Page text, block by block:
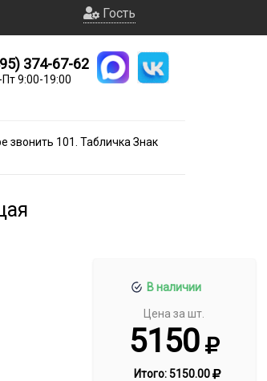
Гость
374-67-62
Пт 9:00-19:00
звонить 101. Табличка Знак
В наличии
Цена за шт.
5150
Итого:5150.00